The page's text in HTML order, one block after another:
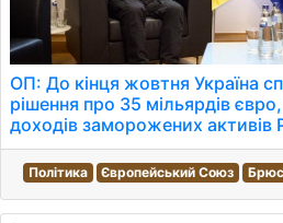
ОП: До кінця жовтня Україна
рішення про 35 мільярдів
доходів заморожених активів
Політика Європейський Союз